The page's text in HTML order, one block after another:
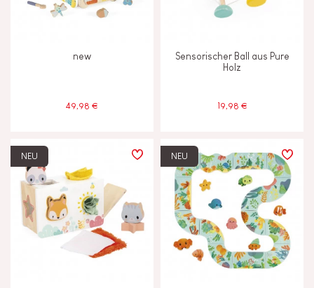
new
49,98 €
Sensorischer Ball aus Pure
Holz
19,98 €
NEU NEU